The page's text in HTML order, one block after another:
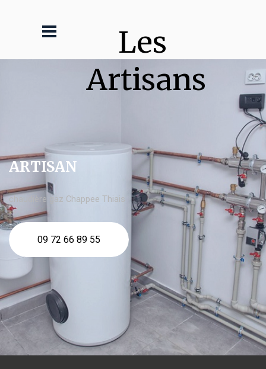
Les
Artisans
ARTISAN
chaudière gaz Chappee Thiais
09 72 66 89 55